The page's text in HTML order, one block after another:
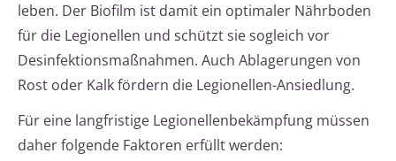
leben. Der Biofilm ist damit ein optimaler Nährboden
für die Legionellen und schützt sie sogleich vor
Desinfektionsmaßnahmen. Auch Ablagerungen von
Rost oder Kalk fördern die Legionellen-Ansiedlung.
Für eine langfristige Legionellenbekämpfung müssen
daher folgende Faktoren erfüllt werden: